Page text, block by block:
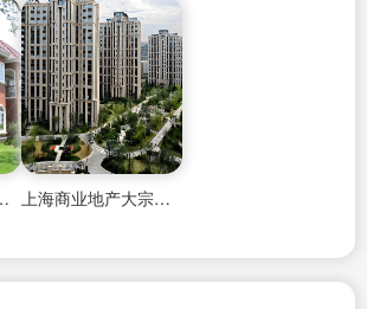
一铺难求 上海商业地产大宗交易数据